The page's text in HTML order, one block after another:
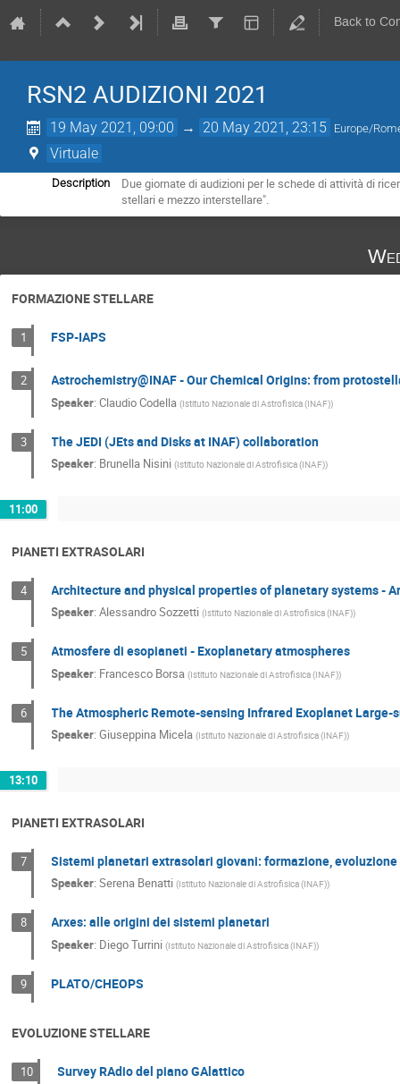
Back to
RSN2 AUDIZIONI 2021
19 May 2021, 09:00 → 20 May 2021, 23:15 Europe/
Virtuale
Description
Due giornate di audizioni per le schede di attività di
stellari e mezzo interstellare".
FORMAZIONE STELLARE
1 FSP-IAPS
2 Astrochemistry@INAF - Our Chemical Origins: from
Speaker:Claudio Codella (Istituto Nazionale di Astrofisica (INAF))
3 The JEDI (JEts and Disks at INAF) collaboration
Speaker: Brunella Nisini (Istituto Nazionale di Astrofisica (INAF))
11:00
PIANETI EXTRASOLARI
4 Architecture and physical properties of planetary systems -
Speaker:Alessandro Sozzetti (Istituto Nazionale di Astrofisica (INAF))
5 Atmosfere di esopianeti - Exoplanetary atmospheres
Speaker: Francesco Borsa (Istituto Nazionale di Astrofisica (INAF))
6 The Atmospheric Remote-sensing Infrared Exoplanet Large-
Speaker:Giuseppina Micela (Istituto Nazionale di Astrofisica (INAF))
13:10
PIANETI EXTRASOLARI
7 Sistemi planetari extrasolari giovani: formazione,
Speaker:Serena Benatti (Istituto Nazionale di Astrofisica (INAF))
8 Arxes: alle origini dei sistemi planetari
Speaker: Diego Turrini (Istituto Nazionale di Astrofisica (INAF))
9 PLATO/CHEOPS
EVOLUZIONE STELLARE
10 Survey RAdio del piano GAlattico